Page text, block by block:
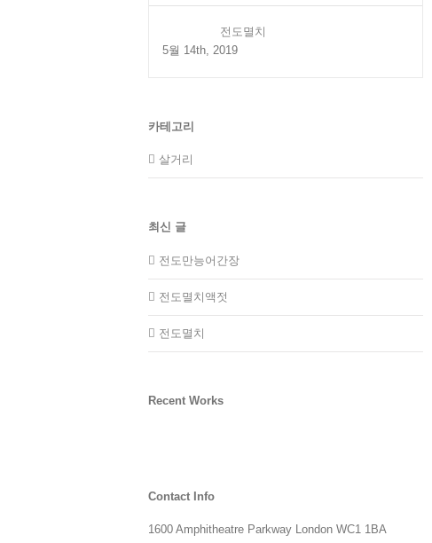
전도멸치
5월 14th, 2019
카테고리
살거리
최신 글
전도만능어간장
전도멸치액젓
전도멸치
Recent Works
Contact Info
1600 Amphitheatre Parkway London WC1 1BA